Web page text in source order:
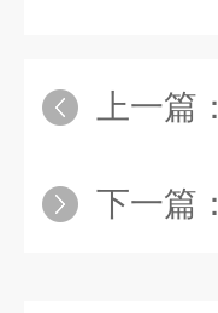
上一篇：
下一篇：